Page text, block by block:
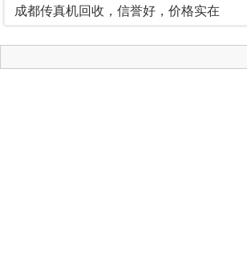
成都传真机回收，信誉好，价格实在